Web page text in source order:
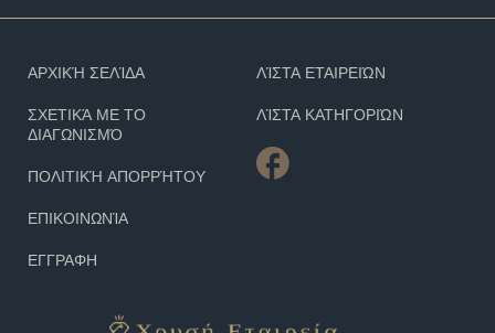
ΑΡΧΙΚΉ ΣΕΛΊΔΑ
ΣΧΕΤΙΚΆ ΜΕ ΤΟ
ΔΙΑΓΩΝΙΣΜΌ
ΠΟΛΙΤΙΚΉ ΑΠΟΡΡΉΤΟΥ
ΕΠΙΚΟΙΝΩΝΊΑ
ΕΓΓΡΑΦΗ
ΛΊΣΤΑ ΕΤΑΙΡΕΙΏΝ
ΛΊΣΤΑ ΚΑΤΗΓΟΡΙΏΝ